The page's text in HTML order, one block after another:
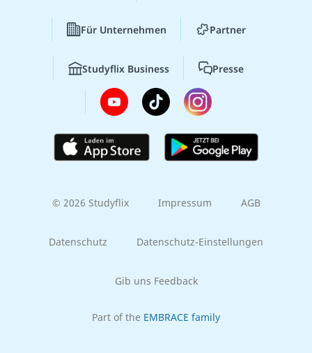
Für Unternehmen Partner
Studyflix Business Presse
© 2026 Studyflix Impressum AGB
Datenschutz Datenschutz-Einstellungen
Gib uns Feedback
Part of the EMBRACE family